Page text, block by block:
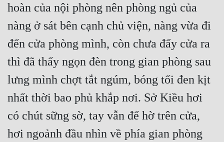
hoàn của nội phòng nên phòng ngủ của
nàng ở sát bên cạnh chủ viện, nàng vừa đi
đến cửa phòng mình, còn chưa đẩy cửa ra
thì đã thấy ngọn đèn trong gian phòng sau
lưng mình chợt tắt ngúm, bóng tối đen kịt
nhất thời bao phủ khắp nơi. Sở Kiều hơi
có chút sững sờ, tay vẫn để hờ trên cửa,
hơi ngoảnh đầu nhìn về phía gian phòng